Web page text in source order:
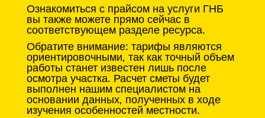
Ознакомиться с прайсом на услуги ГНБ
вы также можете прямо сейчас в
соответствующем разделе ресурса.
Обратите внимание: тарифы являются
ориентировочными, так как точный объем
работы станет известен лишь после
осмотра участка. Расчет сметы будет
выполнен нашим специалистом на
основании данных, полученных в ходе
изучения особенностей местности.